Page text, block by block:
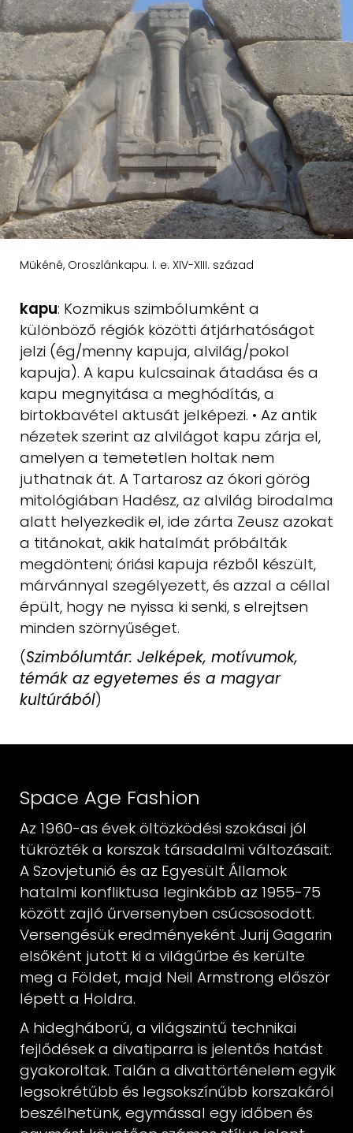
Mükéné, Oroszlánkapu. I. e. XIV-XIII. század
kapu: Kozmikus szimbólumként a
különböző régiók közötti átjárhatóságot
jelzi (ég/menny kapuja, alvilág/pokol
kapuja). A kapu kulcsainak átadása és a
kapu megnyitása a meghódítás, a
birtokbavétel aktusát jelképezi. • Az antik
nézetek szerint az alvilágot kapu zárja el,
amelyen a temetetlen holtak nem
juthatnak át. A Tartarosz az ókori görög
mitológiában Hadész, az alvilág birodalma
alatt helyezkedik el, ide zárta Zeusz azokat
a titánokat, akik hatalmát próbálták
megdönteni; óriási kapuja rézből készült,
márvánnyal szegélyezett,és azzal a céllal
épült, hogy ne nyissa ki senki, s elrejtsen
minden szörnyűséget.
(Szimbólumtár: Jelképek, motívumok,
témák az egyetemes és a magyar
kultúrából)
Space Age Fashion
Az 1960-as évek öltözködési szokásai jól
tükrözték a korszak társadalmi változásait.
A Szovjetunió és az Egyesült Államok
hatalmi konfliktusa leginkább az 1955-75
között zajló űrversenyben csúcsosodott.
Versengésük eredményeként Jurij Gagarin
elsőként jutott ki a világűrbe és kerülte
meg a Földet, majd Neil Armstrong először
lépett a Holdra.
A hidegháború, a világszintű technikai
fejlődések a divatiparra is jelentős hatást
gyakoroltak. Talán a divattörténelem egyik
legsokrétűbb és legsokszínűbb korszakáról
beszélhetünk, egymással egy időben és